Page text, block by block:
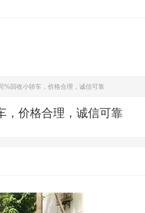
%回收小轿车，价格合理，诚信可靠
，价格合理，诚信可靠